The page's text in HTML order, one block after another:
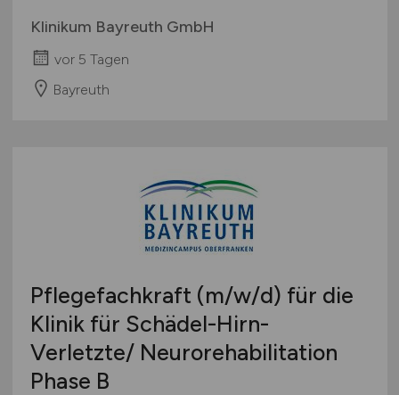
Klinikum Bayreuth GmbH
vor 5 Tagen
Bayreuth
Pflegefachkraft (m/w/d) für die
Klinik für Schädel-Hirn-
Verletzte/ Neurorehabilitation
Phase B